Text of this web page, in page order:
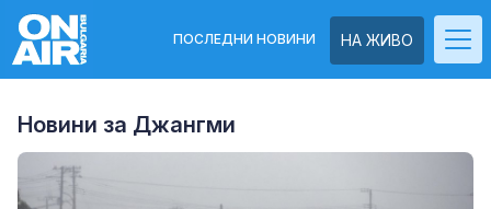
НА ЖИВО
ПОСЛЕДНИ НОВИНИ
Новини за Джангми